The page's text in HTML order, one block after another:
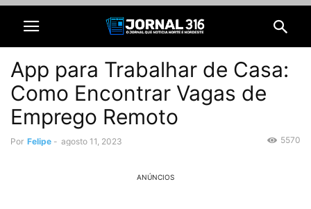
App para Trabalhar de Casa:
Como Encontrar Vagas de
Emprego Remoto
Por Felipe - agosto 11, 2023 5570
ANÚNCIOS